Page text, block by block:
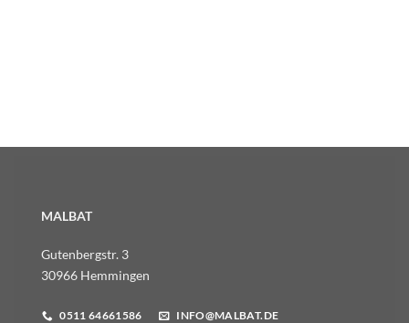
MALBAT
Gutenbergstr. 3
30966 Hemmingen
0511 64661586 INFO@MALBAT.DE